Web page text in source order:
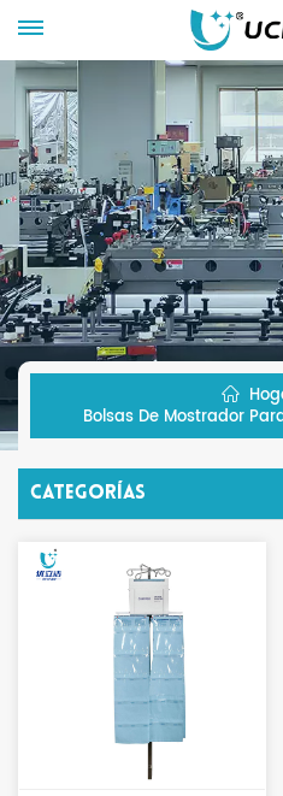
Bolsas De Mostrador
Categorías